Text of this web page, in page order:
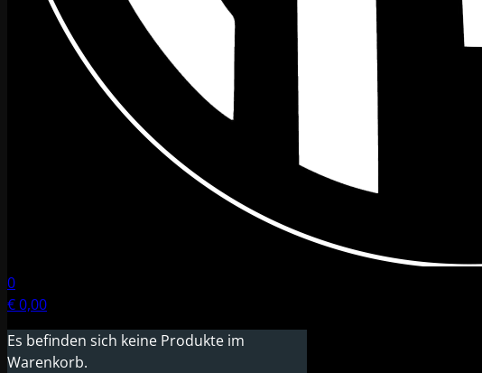
0
€0,00
Es befinden sich keine Produkte im
Warenkorb.